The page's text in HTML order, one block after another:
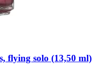
flying solo (13,50 ml)